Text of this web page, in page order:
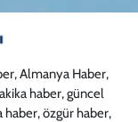
Almanya Haber,
haber, güncel
haber, özgür haber,